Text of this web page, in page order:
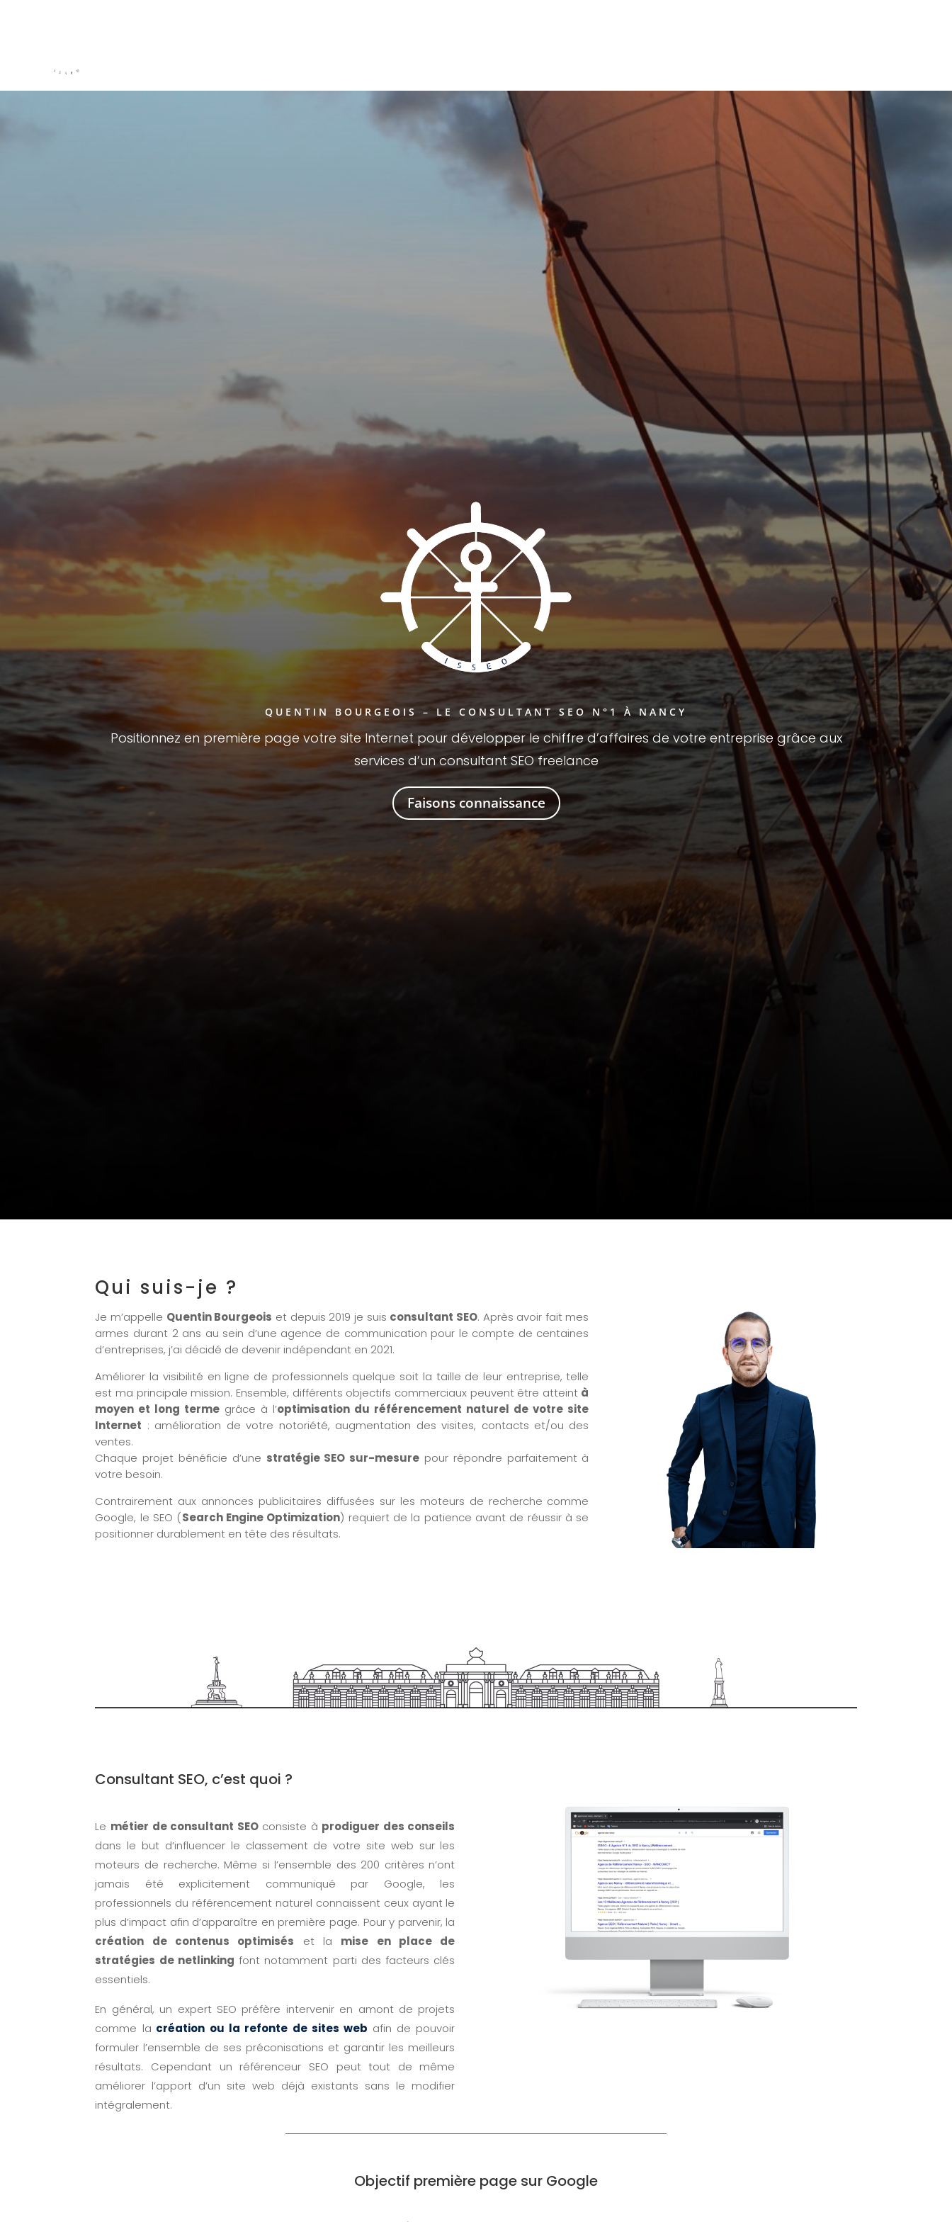
QUENTIN BOURGEOIS – LE CONSULTANT SEO N°1 À NANCY
Positionnez en première page votre site Internet pour développer le chiffre d’affaires de votre entreprise grâce aux
services d’un consultant SEO freelance
Faisons connaissance
Qui suis-je ?
Je m’appelle Quentin Bourgeois et depuis 2019 je suis consultant SEO. Après avoir fait mes
armes durant 2 ans au sein d’une agence de communication pour le compte de centaines
d’entreprises, j’ai décidé de devenir indépendant en 2021.
Améliorer la visibilité en ligne de professionnels quelque soit la taille de leur entreprise, telle
est ma principale mission. Ensemble, différents objectifs commerciaux peuvent être atteint à
moyen et long terme grâce à l’optimisation du référencement naturel de votre site
Internet : amélioration de votre notoriété, augmentation des visites, contacts et/ou des
ventes.
Chaque projet bénéficie d’une stratégie SEO sur-mesure pour répondre parfaitement à
votre besoin.
Contrairement aux annonces publicitaires diffusées sur les moteurs de recherche comme
Google, le SEO (Search Engine Optimization) requiert de la patience avant de réussir à se
positionner durablement en tête des résultats.
Consultant SEO, c’est quoi ?
Le métier de consultant SEOconsiste à prodiguer des conseils
dans le but d’influencer le classement de votre site web sur les
moteurs de recherche. Même si l’ensemble des 200 critères n’ont
jamais été explicitement communiqué par Google, les
professionnels du référencement naturel connaissent ceux ayant le
plus d’impact afin d’apparaître en première page. Pour y parvenir, la
création de contenus optimisés et la mise en place de
stratégies de netlinking font notamment parti des facteurs clés
essentiels.
En général, un expert SEO préfère intervenir en amont de projets
comme la création ou la refonte de sites web afin de pouvoir
formuler l’ensemble de ses préconisations et garantir les meilleurs
résultats. Cependant un référenceur SEO peut tout de même
améliorer l’apport d’un site web déjà existants sans le modifier
intégralement.
Objectif première page sur Google